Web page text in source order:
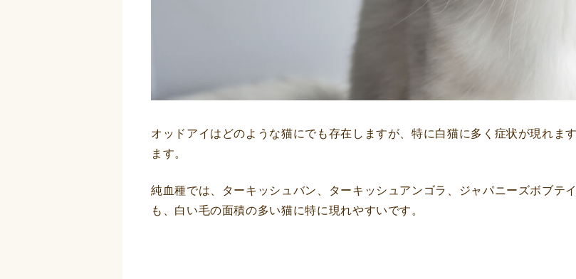
オッドアイはどのような猫にでも存在しますが、特に白猫に多く症状が現れま
ます。
純血種では、ターキッシュバン、ターキッシュアンゴラ、ジャパニーズボブテ
も、白い毛の面積の多い猫に特に現れやすいです。